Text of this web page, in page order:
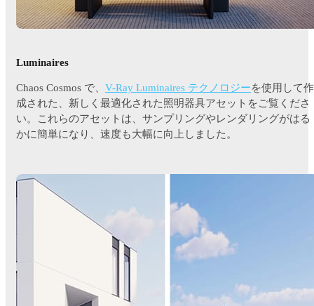
Luminaires
Chaos Cosmos で、 V-Ray Luminaires テクノロジーを使用して作
成された、新しく最適化された照明器具アセットをご覧くださ
い。これらのアセットは、サンプリングやレンダリングがはる
かに簡単になり、速度も大幅に向上しました。